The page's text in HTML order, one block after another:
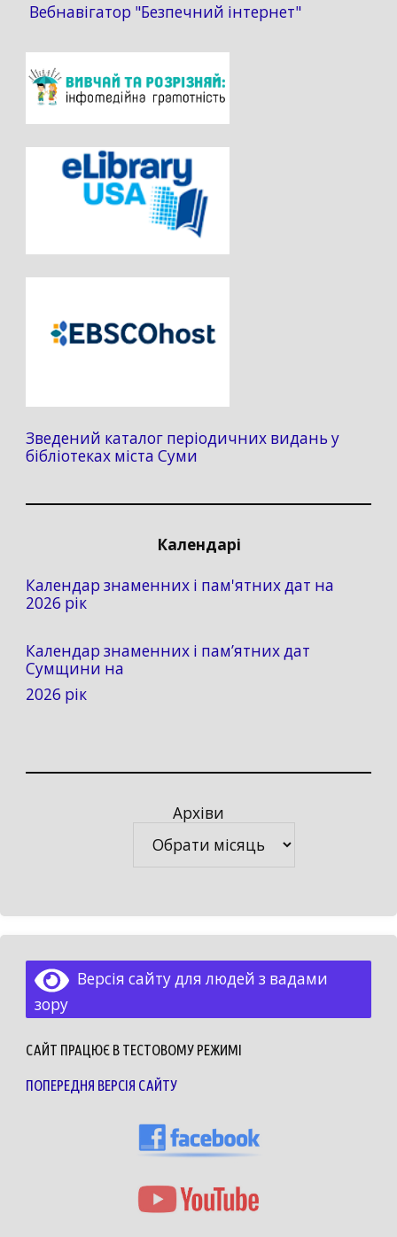
Вебнавігатор "Безпечний інтернет"
Зведений каталог періодичних видань у
бібліотеках міста Суми
Календарі
Календар знаменних і пам'ятних дат на
2026 рік
Календар знаменних і пам’ятних дат
Сумщини на
2026 рік
Архіви
Версія сайту для людей з вадами
зору
САЙТ ПРАЦЮЄ В ТЕСТОВОМУ РЕЖИМІ
ПОПЕРЕДНЯ ВЕРСІЯ САЙТУ